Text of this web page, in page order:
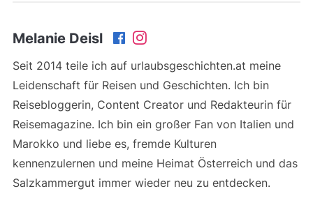
Melanie Deisl
Seit 2014 teile ich auf urlaubsgeschichten.at meine
Leidenschaft für Reisen und Geschichten. Ich bin
Reisebloggerin, Content Creator und Redakteurin für
Reisemagazine. Ich bin ein großer Fan von Italien und
Marokko und liebe es, fremde Kulturen
kennenzulernen und meine Heimat Österreich und das
Salzkammergut immer wieder neu zu entdecken.